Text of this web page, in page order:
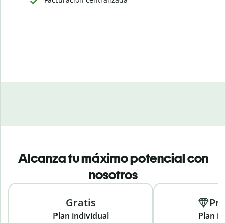
Alcanza tu máximo potencial con
nosotros
Gratis
Plan individual Plan